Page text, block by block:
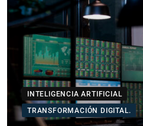
INTELIGENCIA ARTIFICIAL
TRANSFORMACIÓN DIGITAL.